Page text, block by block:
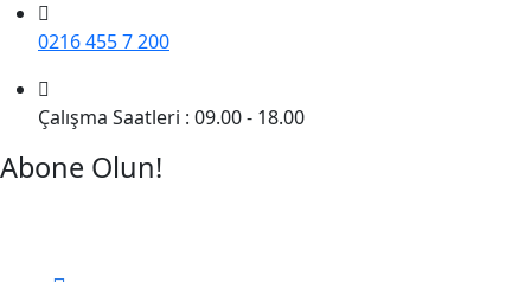
0216 455 7 200
Çalışma Saatleri : 09.00 - 18.00
Abone Olun!